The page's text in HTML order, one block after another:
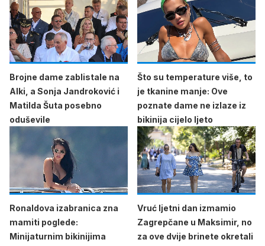
Brojne dame zablistale na
Alki, a Sonja Jandroković i
Matilda Šuta posebno
oduševile
Što su temperature više, to
je tkanine manje: Ove
poznate dame ne izlaze iz
bikinija cijelo ljeto
Ronaldova izabranica zna
mamiti poglede:
Minijaturnim bikinijima
Vruć ljetni dan izmamio
Zagrepčane u Maksimir, no
za ove dvije brinete okretali